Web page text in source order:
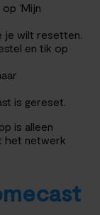
‘Mijn
je wilt resetten.
en tik op
is gereset.
is alleen
het netwerk